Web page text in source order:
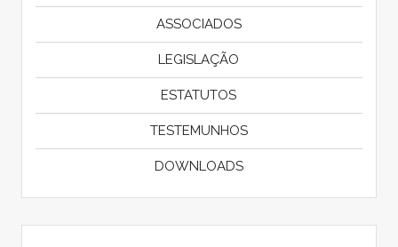
ASSOCIADOS
LEGISLAÇÃO
ESTATUTOS
TESTEMUNHOS
DOWNLOADS